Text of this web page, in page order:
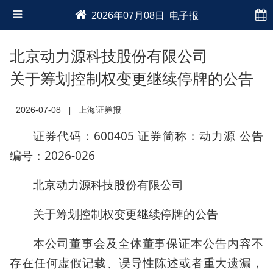
2026年07月08日 电子报
北京动力源科技股份有限公司
关于筹划控制权变更继续停牌的公告
2026-07-08 上海证券报
证券代码：600405 证券简称：动力源 公告
编号：2026-026
北京动力源科技股份有限公司
关于筹划控制权变更继续停牌的公告
本公司董事会及全体董事保证本公告内容不
存在任何虚假记载、误导性陈述或者重大遗漏，